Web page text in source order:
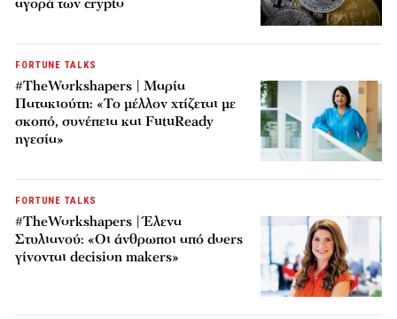
FORTUNE TALKS
#TheWorkshapers | Μαρία
Πατακιούτη: «Το μέλλον χτίζεται με
σκοπό, συνέπεια και FutuReady
ηγεσία»
FORTUNE TALKS
#TheWorkshapers | Έλενα
Στυλιανού: «Οι άνθρωποι από doers
γίνονται decision makers»